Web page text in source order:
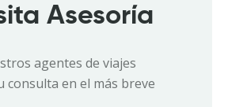
Asesoría
agentes de viajes
consulta en el más breve